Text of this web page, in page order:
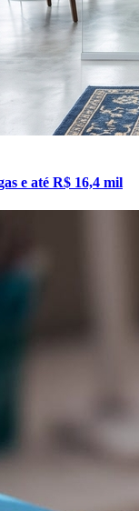
e até R$ 16,4 mil